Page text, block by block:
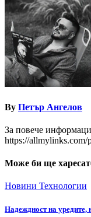
By Петър Ангелов
За повече
https://allmylinks.com/
Може би ще
Новини Технологии
Надеждност на уредите,